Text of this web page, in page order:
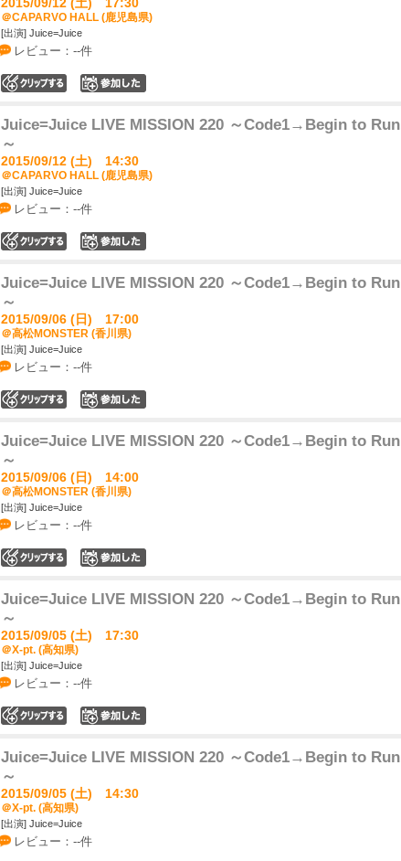
＠CAPARVO HALL (鹿児島県)
[出演] Juice=Juice
レビュー：--件
Juice=Juice LIVE MISSION 220 ～Code1→Begin to Run
～
2015/09/12 (土) 14:30
＠CAPARVO HALL (鹿児島県)
[出演] Juice=Juice
レビュー：--件
Juice=Juice LIVE MISSION 220 ～Code1→Begin to Run
～
2015/09/06 (日) 17:00
＠高松MONSTER (香川県)
[出演] Juice=Juice
レビュー：--件
Juice=Juice LIVE MISSION 220 ～Code1→Begin to Run
～
2015/09/06 (日) 14:00
＠高松MONSTER (香川県)
[出演] Juice=Juice
レビュー：--件
Juice=Juice LIVE MISSION 220 ～Code1→Begin to Run
～
2015/09/05 (土) 17:30
＠X-pt. (高知県)
[出演] Juice=Juice
レビュー：--件
Juice=Juice LIVE MISSION 220 ～Code1→Begin to Run
～
2015/09/05 (土) 14:30
＠X-pt. (高知県)
[出演] Juice=Juice
レビュー：--件